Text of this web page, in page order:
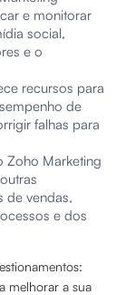
e monitorar
social,
e o
recursos para
de
falhas para
Zoho Marketing
de vendas,
e dos
melhorar a sua